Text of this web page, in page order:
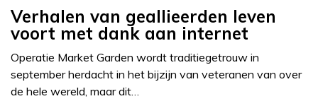
Verhalen van geallieerden leven
voort met dank aan internet
Operatie Market Garden wordt traditiegetrouw in
september herdacht in het bijzijn van veteranen van over
de hele wereld, maar dit…